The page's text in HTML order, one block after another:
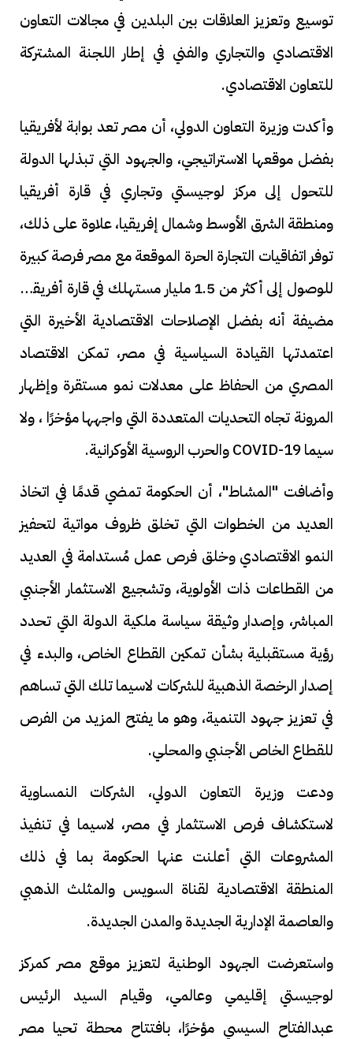
توسيع وتعزيز العلاقات بين البلدين في مجالات التعاون
الاقتصادي والتجاري والفني في إطار اللجنة المشتركة
للتعاون الاقتصادي.
وأكدت وزيرة التعاون الدولي، أن مصر تعد بوابة لأفريقيا
بفضل موقعها الاستراتيجي، والجهود التي تبذلها الدولة
للتحول إلى مركز لوجيستي وتجاري في قارة أفريقيا
ومنطقة الشرق الأوسط وشمال إفريقيا، علاوة على ذلك،
توفر اتفاقيات التجارة الحرة الموقعة مع مصر فرصة كبيرة
للوصول إلى أكثر من 1.5 مليار مستهلك في قارة أفريقيا،
مضيفة أنه بفضل الإصلاحات الاقتصادية الأخيرة التي
اعتمدتها القيادة السياسية في مصر، تمكن الاقتصاد
المصري من الحفاظ على معدلات نمو مستقرة وإظهار
المرونة تجاه التحديات المتعددة التي واجهها مؤخرًا ، ولا
سيما COVID-19 والحرب الروسية الأوكرانية.
وأضافت "المشاط"، أن الحكومة تمضي قدمًا في اتخاذ
العديد من الخطوات التي تخلق ظروف مواتية لتحفيز
النمو الاقتصادي وخلق فرص عمل مُستدامة في العديد
من القطاعات ذات الأولوية، وتشجيع الاستثمار الأجنبي
المباشر، وإصدار وثيقة سياسة ملكية الدولة التي تحدد
رؤية مستقبلية بشأن تمكين القطاع الخاص، والبدء في
إصدار الرخصة الذهبية للشركات لاسيما تلك التي تساهم
في تعزيز جهود التنمية، وهو ما يفتح المزيد من الفرص
للقطاع الخاص الأجنبي والمحلي.
ودعت وزيرة التعاون الدولي، الشركات النمساوية
لاستكشاف فرص الاستثمار في مصر، لاسيما في تنفيذ
المشروعات التي أعلنت عنها الحكومة بما في ذلك
المنطقة الاقتصادية لقناة السويس والمثلث الذهبي
والعاصمة الإدارية الجديدة والمدن الجديدة.
واستعرضت الجهود الوطنية لتعزيز موقع مصر كمركز
لوجيستي إقليمي وعالمي، وقيام السيد الرئيس
عبدالفتاح السيسي مؤخرًا، بافتتاح محطة تحيا مصر